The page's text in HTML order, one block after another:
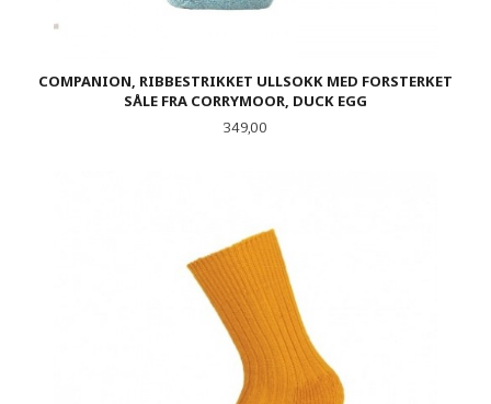
COMPANION, RIBBESTRIKKET ULLSOKK MED FORSTERKET
SÅLE FRA CORRYMOOR, DUCK EGG
Pris
349,00